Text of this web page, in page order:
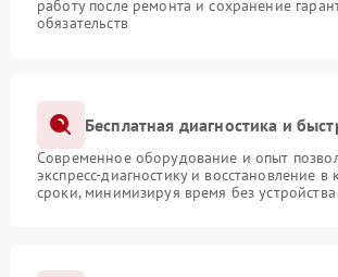
работу после ремонта и сохранение
обязательств
Бесплатная диагностика и
Современное оборудование и опыт
экспресс-диагностику и восстановление в
сроки, минимизируя время без устройства